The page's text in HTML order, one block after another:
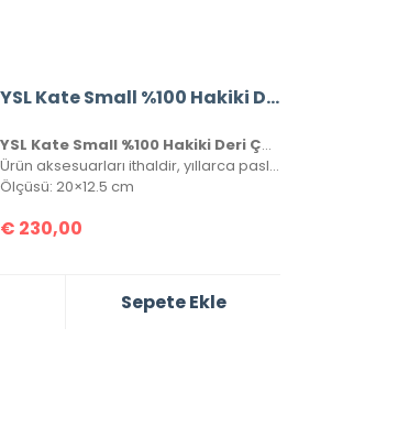
YSL Kate Small %100 Hakiki Deri Çanta
YSL Kate Small %100 Hakiki Deri Çanta
Ürün aksesuarları ithaldir, yıllarca paslanmaz ve kararmaz. Yüksek kalite roys deriden üretilmiştir, tüm metal aksamlarında Saint Laurent yazısı mevcuttur. Kutulu, toz torbalı ve sertifikalı olarak gönderilecektir.
Ölçüsü: 20×12.5 cm
€ 230,00
Sepete Ekle